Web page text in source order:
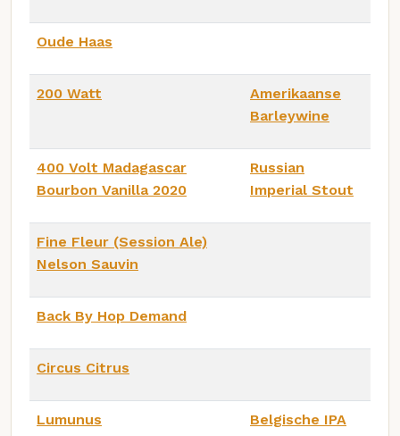
Oude Haas
200 Watt
Amerikaanse
Barleywine
400 Volt Madagascar
Bourbon Vanilla 2020
Russian
Imperial Stout
Fine Fleur (Session Ale)
Nelson Sauvin
Back By Hop Demand
Circus Citrus
Lumunus Belgische IPA